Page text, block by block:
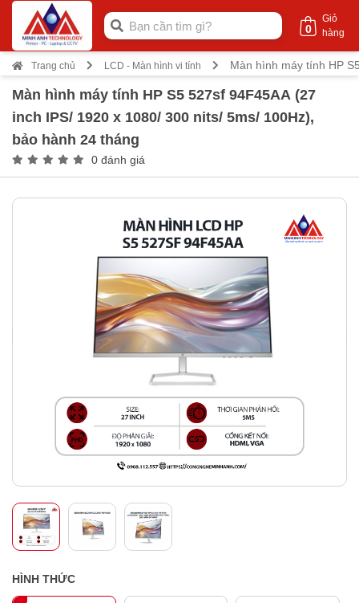
Giỏ
hàng
0
Trang chủ LCD - Màn hình vi tính Màn hình máy tính HP
Màn hình máy tính HP S5 527sf 94F45AA (27
inch IPS/ 1920 x 1080/ 300 nits/ 5ms/ 100Hz),
bảo hành 24 tháng
0 đánh giá
HÌNH THỨC